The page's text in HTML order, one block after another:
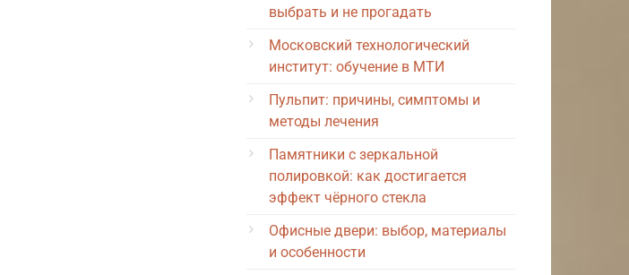
выбрать и не прогадать
Московский технологический
институт: обучение в МТИ
Пульпит: причины, симптомы и
методы лечения
Памятники с зеркальной
полировкой: как достигается
эффект чёрного стекла
Офисные двери: выбор, материалы
и особенности